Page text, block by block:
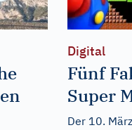
Digital
Fünf
Super
Der 10.